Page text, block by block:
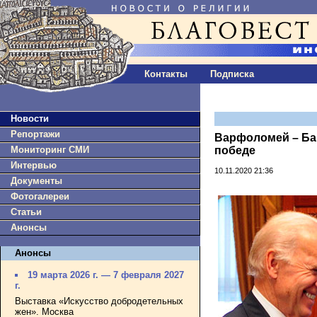
Контакты Подписка
Новости
Репортажи
Мониторинг СМИ
Интервью
Документы
Фотогалереи
Статьи
Анонсы
Анонсы
19 марта 2026 г. — 7 февраля 2027
г.
Выставка «Искусство добродетельных
жен». Москва
Варфоломей –
победе
10.11.2020 21:36